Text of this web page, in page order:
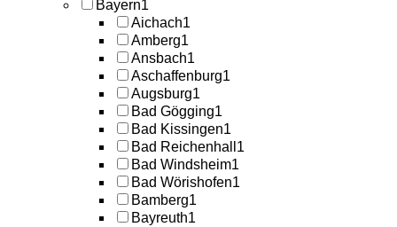
Bayern1
Aichach1
Amberg1
Ansbach1
Aschaffenburg1
Augsburg1
Bad Gögging1
Bad Kissingen1
Bad Reichenhall 1
Bad Windsheim1
Bad Wörishofen1
Bamberg1
Bayreuth1